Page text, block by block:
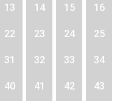
13 14 15 16
22 23 24 25
31 32 33 34
40 41 42 43